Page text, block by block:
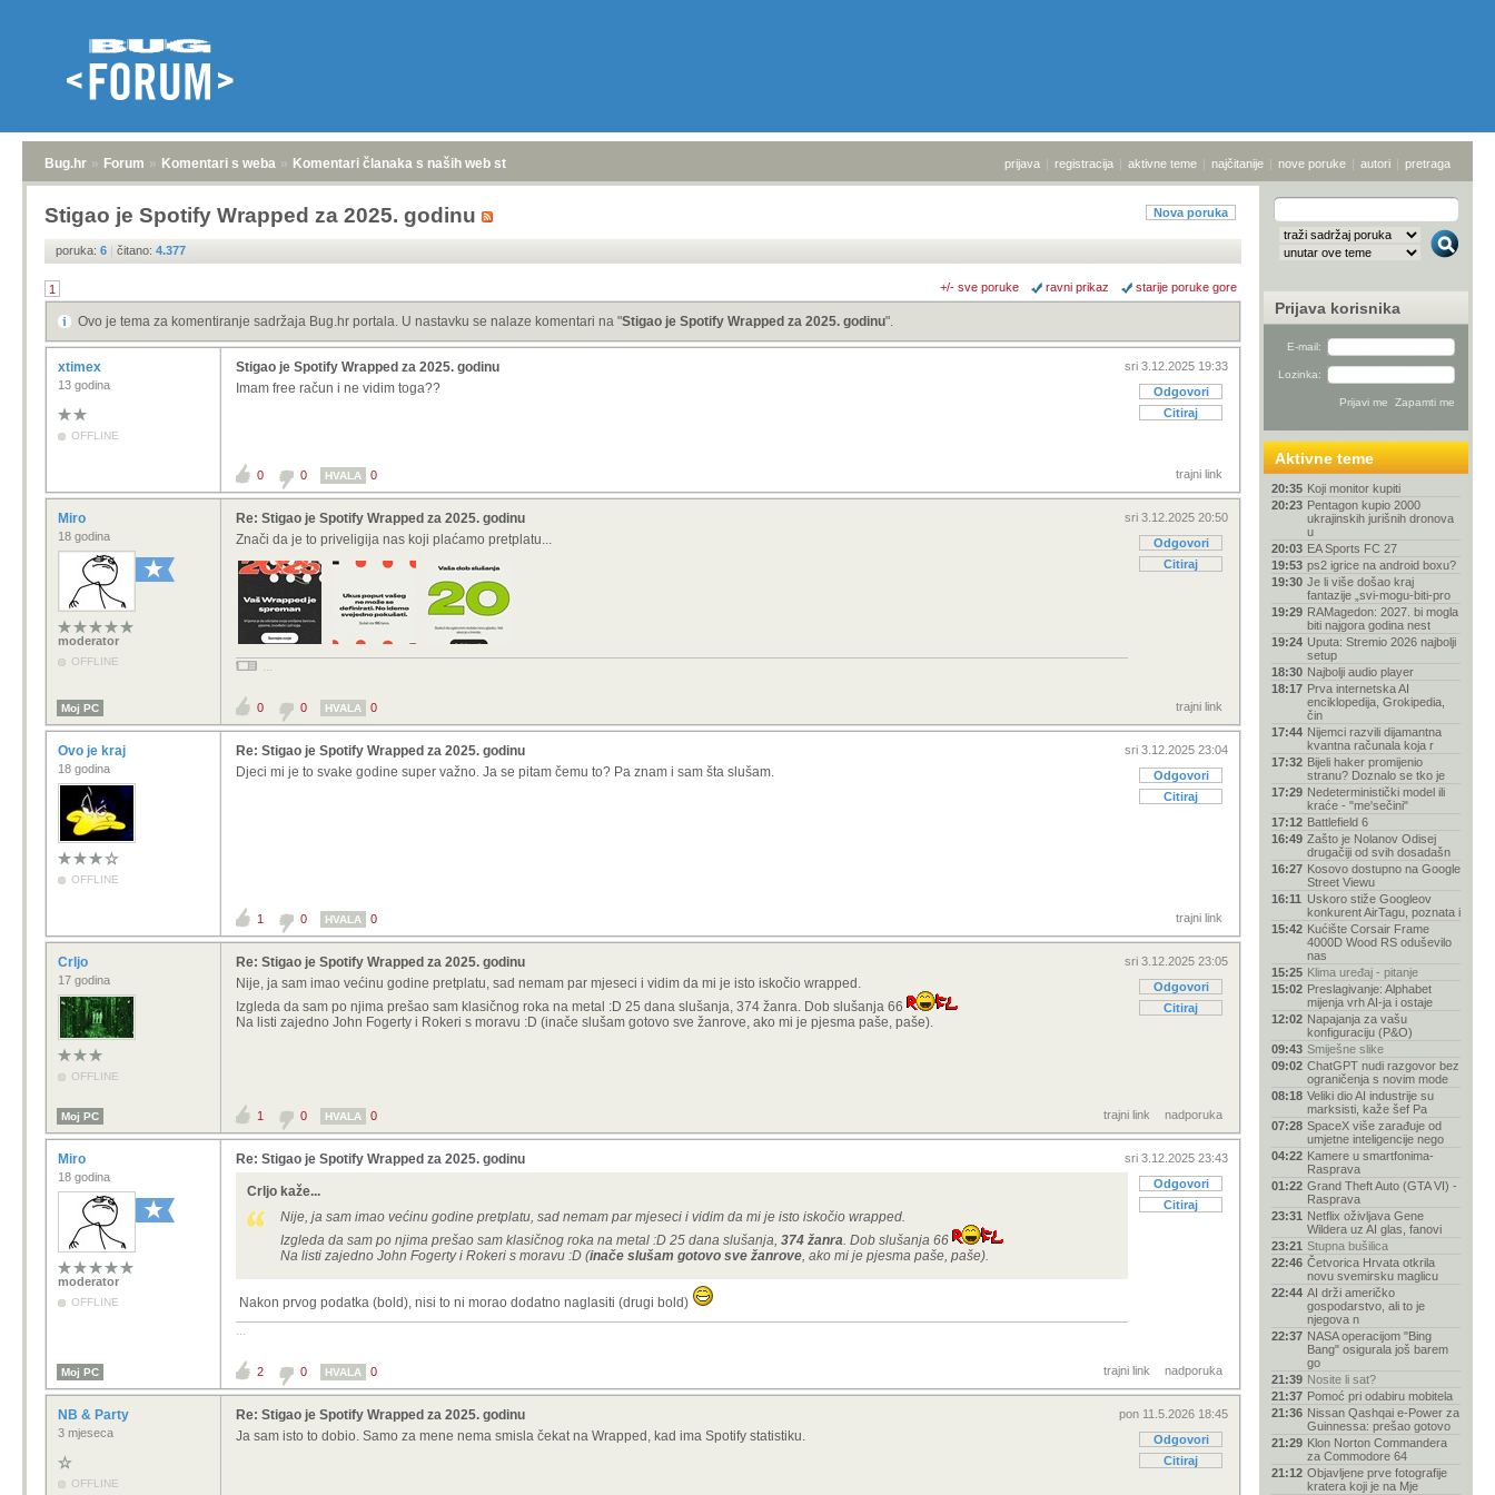
Bug.hr » Forum » Komentari s weba » Komentari članaka s naših web stranica prijava | registracija | aktivne teme | najčitanije | nove poruke | autori | pretraga
Nova poruka
Stigao je Spotify Wrapped za 2025. godinu
poruka: 6 | čitano: 4.377
1 +/- sve poruke ravni prikaz starije poruke gore
Ovo je tema za komentiranje sadržaja Bug.hr portala. U nastavku se nalaze komentari na "Stigao je Spotify Wrapped za 2025. godinu".
xtimex
13 godina
OFFLINE
sri 3.12.2025 19:33
Odgovori
Citiraj
Stigao je Spotify Wrapped za 2025. godinu
Imam free račun i ne vidim toga??
trajni link
0 0 HVALA 0
Miro
18 godina
moderator
OFFLINE
sri 3.12.2025 20:50
Odgovori
Citiraj
Re: Stigao je Spotify Wrapped za 2025. godinu
Znači da je to priveligija nas koji plaćamo pretplatu...
...
Moj PC trajni link
0 0 HVALA 0
Ovo je kraj
18 godina
OFFLINE
sri 3.12.2025 23:04
Odgovori
Citiraj
Re: Stigao je Spotify Wrapped za 2025. godinu
Djeci mi je to svake godine super važno. Ja se pitam čemu to? Pa znam i sam šta slušam.
trajni link
1 0 HVALA 0
Crljo
17 godina
OFFLINE
sri 3.12.2025 23:05
Odgovori
Citiraj
Re: Stigao je Spotify Wrapped za 2025. godinu
Nije, ja sam imao većinu godine pretplatu, sad nemam par mjeseci i vidim da mi je isto iskočio wrapped.
Izgleda da sam po njima prešao sam klasičnog roka na metal :D 25 dana slušanja, 374 žanra. Dob slušanja 66
Na listi zajedno John Fogerty i Rokeri s moravu :D (inače slušam gotovo sve žanrove, ako mi je pjesma paše, paše).
Moj PC trajni link nadporuka
1 0 HVALA 0
Miro
18 godina
moderator
OFFLINE
sri 3.12.2025 23:43
Odgovori
Citiraj
Re: Stigao je Spotify Wrapped za 2025. godinu
Crljo kaže...
Nije, ja sam imao većinu godine pretplatu, sad nemam par mjeseci i vidim da mi je isto iskočio wrapped.
Izgleda da sam po njima prešao sam klasičnog roka na metal :D 25 dana slušanja, 374 žanra. Dob slušanja 66
Na listi zajedno John Fogerty i Rokeri s moravu :D (inače slušam gotovo sve žanrove, ako mi je pjesma paše, paše).
Nakon prvog podatka (bold), nisi to ni morao dodatno naglasiti (drugi bold)
...
Moj PC trajni link nadporuka
2 0 HVALA 0
NB & Party
3 mjeseca
OFFLINE
pon 11.5.2026 18:45
Odgovori
Citiraj
Re: Stigao je Spotify Wrapped za 2025. godinu
Ja sam isto to dobio. Samo za mene nema smisla čekat na Wrapped, kad ima Spotify statistiku.
Prijava korisnika
E-mail:
Lozinka:
Aktivne teme
20:35 Koji monitor kupiti
20:23 Pentagon kupio 2000
ukrajinskih jurišnih dronova
u
20:03 EA Sports FC 27
19:53 ps2 igrice na android boxu?
19:30 Je li više došao kraj
fantazije „svi-mogu-biti-pro
19:29 RAMagedon: 2027. bi mogla
biti najgora godina nest
19:24 Uputa: Stremio 2026 najbolji
setup
18:30 Najbolji audio player
18:17 Prva internetska AI
enciklopedija, Grokipedia,
čin
17:44 Nijemci razvili dijamantna
kvantna računala koja r
17:32 Bijeli haker promijenio
stranu? Doznalo se tko je
17:29 Nedeterministički model ili
kraće - "me'sečini"
17:12 Battlefield 6
16:49 Zašto je Nolanov Odisej
drugačiji od svih dosadašn
16:27 Kosovo dostupno na Google
Street Viewu
16:11 Uskoro stiže Googleov
konkurent AirTagu, poznata i
15:42 Kućište Corsair Frame
4000D Wood RS oduševilo
nas
15:25 Klima uređaj - pitanje
15:02 Preslagivanje: Alphabet
mijenja vrh AI-ja i ostaje
12:02 Napajanja za vašu
konfiguraciju (P&O)
09:43 Smiješne slike
09:02 ChatGPT nudi razgovor bez
ograničenja s novim mode
08:18 Veliki dio AI industrije su
marksisti, kaže šef Pa
07:28 SpaceX više zarađuje od
umjetne inteligencije nego
04:22 Kamere u smartfonima-
Rasprava
01:22 Grand Theft Auto (GTA VI) -
Rasprava
23:31 Netflix oživljava Gene
Wildera uz AI glas, fanovi
23:21 Stupna bušilica
22:46 Četvorica Hrvata otkrila
novu svemirsku maglicu
22:44 AI drži američko
gospodarstvo, ali to je
njegova n
22:37 NASA operacijom "Bing
Bang" osigurala još barem
go
21:39 Nosite li sat?
21:37 Pomoć pri odabiru mobitela
21:36 Nissan Qashqai e-Power za
Guinnessa: prešao gotovo
21:29 Klon Norton Commandera
za Commodore 64
21:12 Objavljene prve fotografije
kratera koji je na Mje